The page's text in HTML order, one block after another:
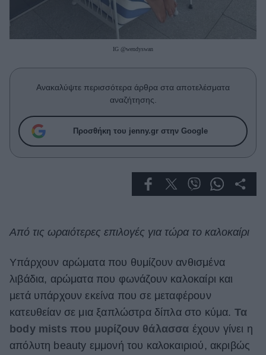
Parenting
Working Girl
Πρόσωπα
Celebrities
Who
True Stories
Ask the Guru
Living
Deco
Cooking
Green
Αφιερώματα
IG @wendyswan
Ανακαλύψτε περισσότερα άρθρα στα αποτελέσματα
αναζήτησης.
Προσθήκη του jenny.gr στην Google
Από τις ωραιότερες επιλογές για τώρα το καλοκαίρι
Υπάρχουν αρώματα που θυμίζουν ανθισμένα
λιβάδια, αρώματα που φωνάζουν καλοκαίρι και
μετά υπάρχουν εκείνα που σε μεταφέρουν
κατευθείαν σε μια ξαπλώστρα δίπλα στο κύμα. Τα
body mists που μυρίζουν θάλασσα έχουν γίνει η
απόλυτη beauty εμμονή του καλοκαιριού, ακριβώς